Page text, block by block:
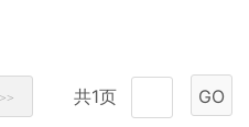
>> 共1页 GO